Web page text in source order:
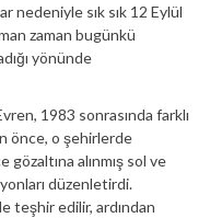
nedeniyle sık sık 12 Eylül
zaman bugünkü
yönünde
1983 sonrasında farklı
önce, o şehirlerde
gözaltına alınmış sol ve
düzenletirdi.
teşhir edilir, ardından